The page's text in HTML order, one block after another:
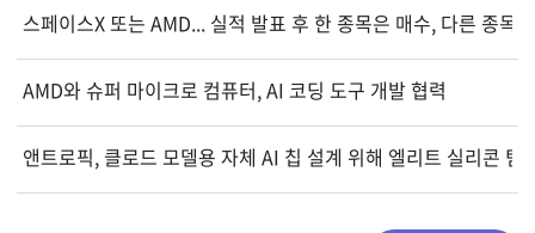
스페이스X 또는 AMD... 실적 발표 후 한 종목은 매수, 다른 종목
AMD와 슈퍼 마이크로 컴퓨터, AI 코딩 도구 개발 협력
앤트로픽, 클로드 모델용 자체 AI 칩 설계 위해 엘리트 실리콘 팀